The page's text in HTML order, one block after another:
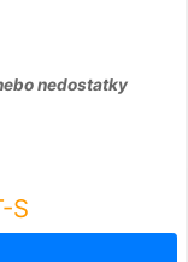
nedostatky
S